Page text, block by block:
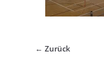
← Zurück